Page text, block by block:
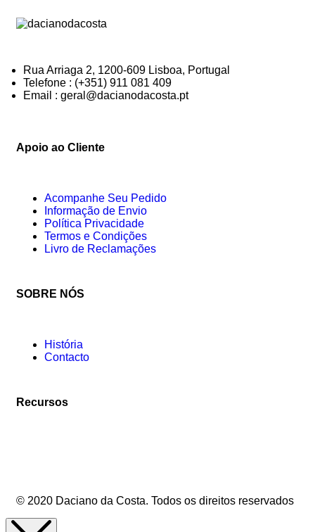
Rua Arriaga 2, 1200-609 Lisboa, Portugal
Telefone : (+351) 911 081 409
Email : geral@dacianodacosta.pt
Apoio ao Cliente
Acompanhe Seu Pedido
Informação de Envio
Política Privacidade
Termos e Condições
Livro de Reclamações
SOBRE NÓS
História
Contacto
Recursos
© 2020 Daciano da Costa. Todos os direitos reservados